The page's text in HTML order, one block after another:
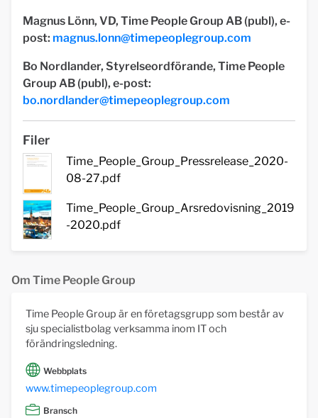
Magnus Lönn, VD, Time People Group AB (publ), e-
post: magnus.lonn@timepeoplegroup.com
Bo Nordlander, Styrelseordförande, Time People
Group AB (publ), e-post:
bo.nordlander@timepeoplegroup.com
Filer
Time_People_Group_Pressrelease_2020-
08-27.pdf
Time_People_Group_Arsredovisning_2019
-2020.pdf
Om Time People Group
Time People Group är en företagsgrupp som består av
sju specialistbolag verksamma inom IT och
förändringsledning.
Webbplats
www.timepeoplegroup.com
Bransch